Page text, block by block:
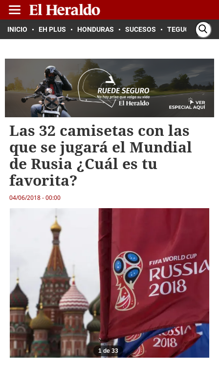
INICIO EH PLUS HONDURAS SUCESOS TEGUCIGALPA
Las 32 camisetas con las
que se jugará el Mundial
de Rusia ¿Cuál es tu
favorita?
04/06/2018 - 00:00
1 de 33